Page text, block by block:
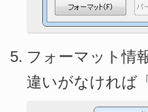
フォーマット情
違いがなければ